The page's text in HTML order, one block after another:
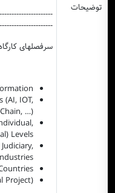
توضیحات
سرفصلهای
IOT,
…)
Levels
Project)